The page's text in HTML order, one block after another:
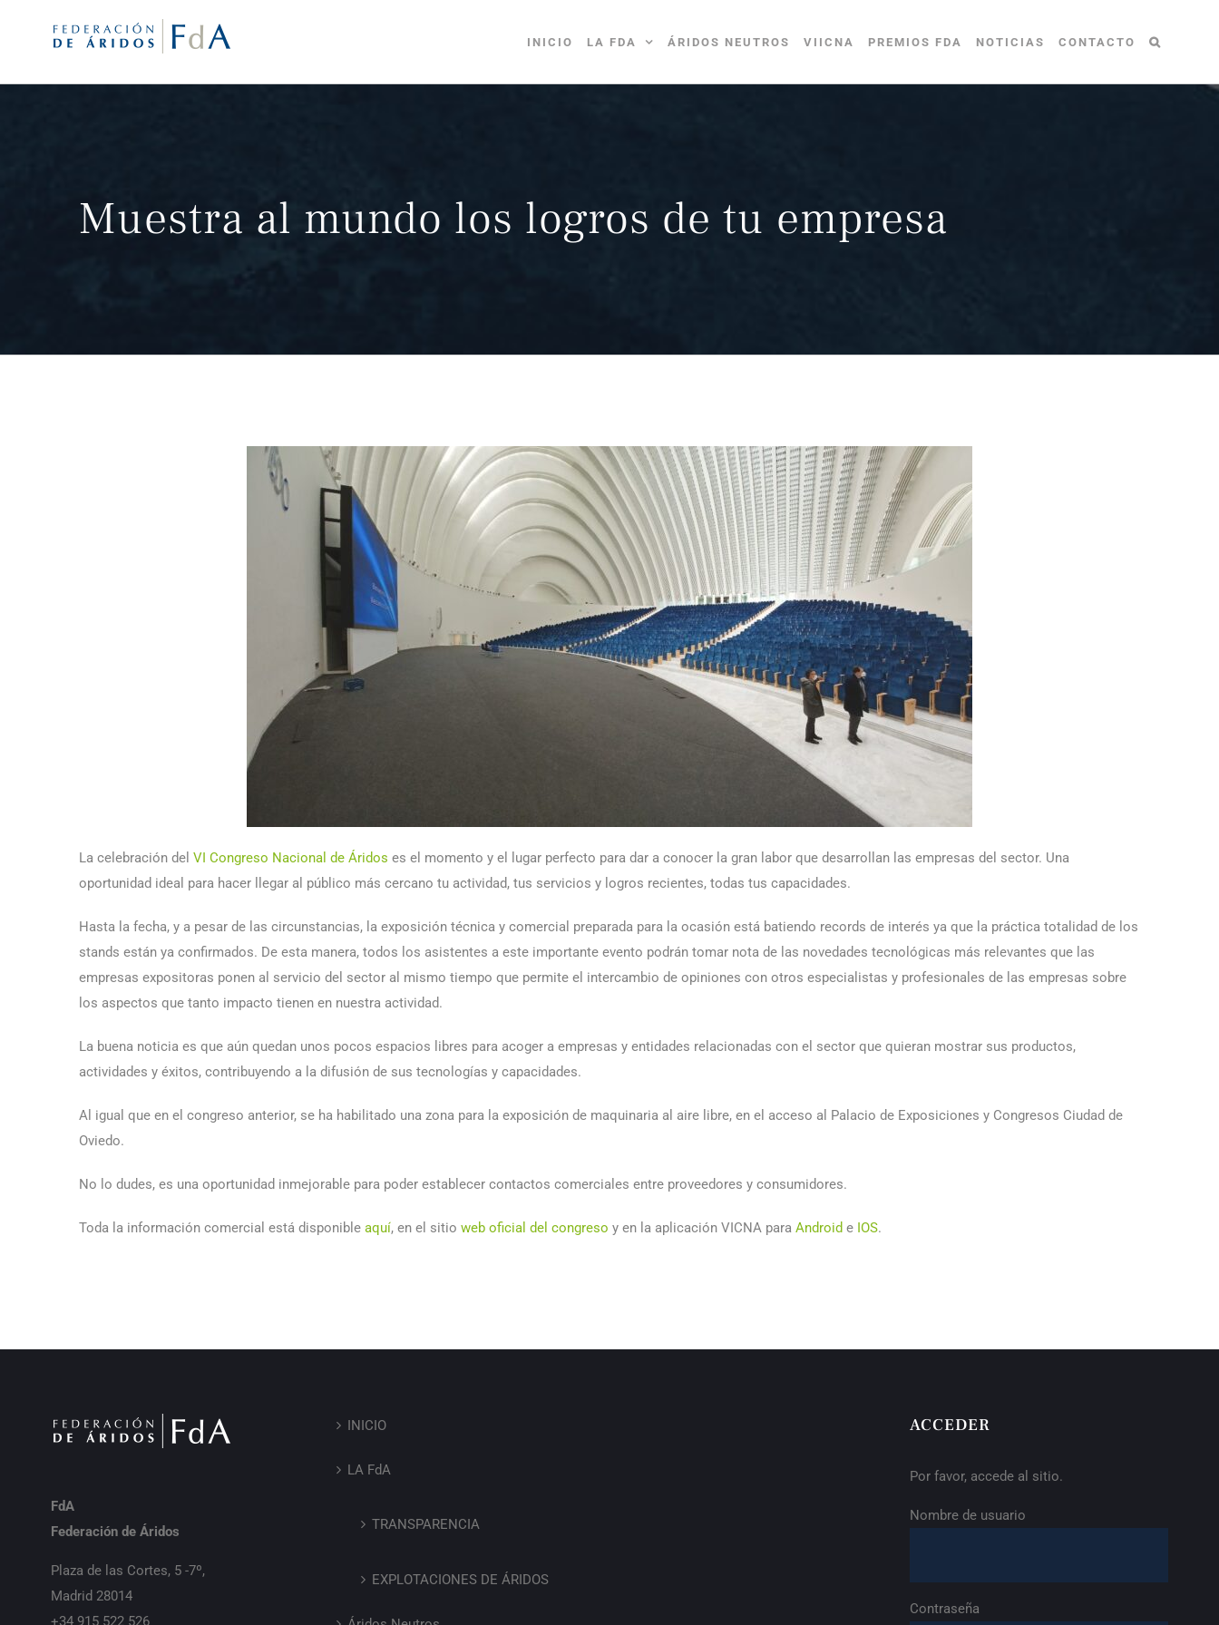
INICIO LA FDA ÁRIDOS NEUTROS VIICNA PREMIOS FDA NOTICIAS CONTACTO
Muestra al mundo los logros de tu empresa
La celebración del VI Congreso Nacional de Áridos es el momento y el lugar perfecto para dar a conocer la gran labor que desarrollan las empresas del sector. Una
oportunidad ideal para hacer llegar al público más cercano tu actividad, tus servicios y logros recientes, todas tus capacidades.
Hasta la fecha, y a pesar de las circunstancias, la exposición técnica y comercial preparada para la ocasión está batiendo records de interés ya que la práctica totalidad de los
stands están ya confirmados. De esta manera, todos los asistentes a este importante evento podrán tomar nota de las novedades tecnológicas más relevantes que las
empresas expositoras ponen al servicio del sector al mismo tiempo que permite el intercambio de opiniones con otros especialistas y profesionales de las empresas sobre
los aspectos que tanto impacto tienen en nuestra actividad.
La buena noticia es que aún quedan unos pocos espacios libres para acoger a empresas y entidades relacionadas con el sector que quieran mostrar sus productos,
actividades y éxitos, contribuyendo a la difusión de sus tecnologías y capacidades.
Al igual que en el congreso anterior, se ha habilitado una zona para la exposición de maquinaria al aire libre, en el acceso al Palacio de Exposiciones y Congresos Ciudad de
Oviedo.
No lo dudes, es una oportunidad inmejorable para poder establecer contactos comerciales entre proveedores y consumidores.
Toda la información comercial está disponible aquí, en el sitio web oficial del congreso y en la aplicación VICNA para Android e IOS.
FdA
Federación de Áridos
Plaza de las Cortes, 5 -7º,
Madrid 28014
+34 915 522 526
INICIO
LA FdA
TRANSPARENCIA
EXPLOTACIONES DE ÁRIDOS
ACCEDER
Por favor, accede al sitio.
Nombre de usuario
Contraseña